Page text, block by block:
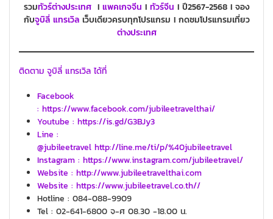
รวมทัวร์ต่างประเทศ I แพคเกจจีน I ทัวร์จีน I ปี2567-2568 I จอง
กับจูบิลี่ แทรเวิลเว็บเดียวครบทุกโปรแกรม I กดชมโปรแกรมเที่ยว
ต่างประเทศ
ติดตาม จูบิลี่ แทรเวิล ได้ที่
Facebook
: https://www.facebook.com/jubileetravelthai/
Youtube : https://is.gd/G3BJy3
Line :
@jubileetravel http://line.me/ti/p/%40jubileetravel
Instagram : https://www.instagram.com/jubileetravel/
Website : http://www.jubileetravelthai.com
Website : https://www.jubileetravel.co.th//
Hotline : 084-088-9909
Tel : 02-641-6800 จ-ศ 08.30 -18.00 น.